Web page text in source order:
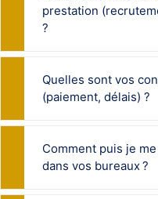
prestation
?
Quelles sont vos
(paiement, délais) ?
Comment puis je
dans vos bureaux ?